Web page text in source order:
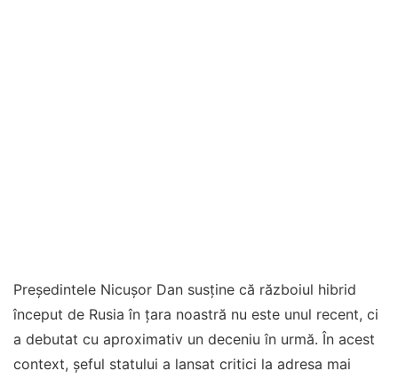
Președintele Nicușor Dan susține că războiul hibrid
început de Rusia în țara noastră nu este unul recent, ci
a debutat cu aproximativ un deceniu în urmă. În acest
context, șeful statului a lansat critici la adresa mai